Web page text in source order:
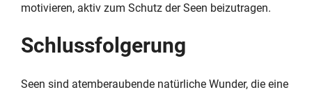
motivieren, aktiv zum Schutz der Seen beizutragen.
Schlussfolgerung
Seen sind atemberaubende natürliche Wunder, die eine